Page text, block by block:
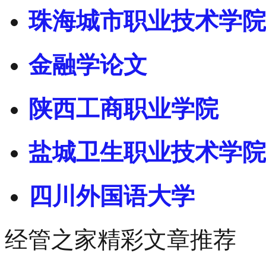
珠海城市职业技术学院
金融学论文
陕西工商职业学院
盐城卫生职业技术学院
四川外国语大学
经管之家精彩文章推荐